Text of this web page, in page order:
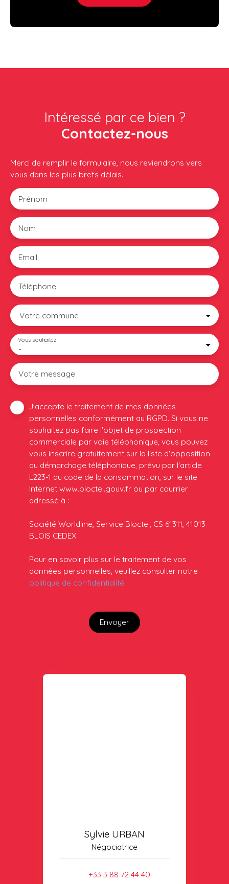
Intéressé par ce bien ?
Contactez-nous
Merci de remplir le formulaire, nous reviendrons vers
vous dans les plus brefs délais.
Prénom
Nom
Email
Téléphone
Votre commune
-
Vous souhaitez
Votre message
J'accepte le traitement de mes données
personnelles conformément au RGPD. Si vous ne
souhaitez pas faire l'objet de prospection
commerciale par voie téléphonique, vous pouvez
vous inscrire gratuitement sur la liste d'opposition
au démarchage téléphonique, prévu par l'article
L223-1 du code de la consommation, sur le site
Internet www.bloctel.gouv.fr ou par courrier
adressé à :
Société Worldline, Service Bloctel, CS 61311, 41013
BLOIS CEDEX.
Pour en savoir plus sur le traitement de vos
données personnelles, veuillez consulter notre
politique de confidentialité.
Envoyer
Sylvie URBAN
Négociatrice
+33 3 88 72 44 40